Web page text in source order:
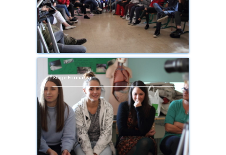
Stage Formativi